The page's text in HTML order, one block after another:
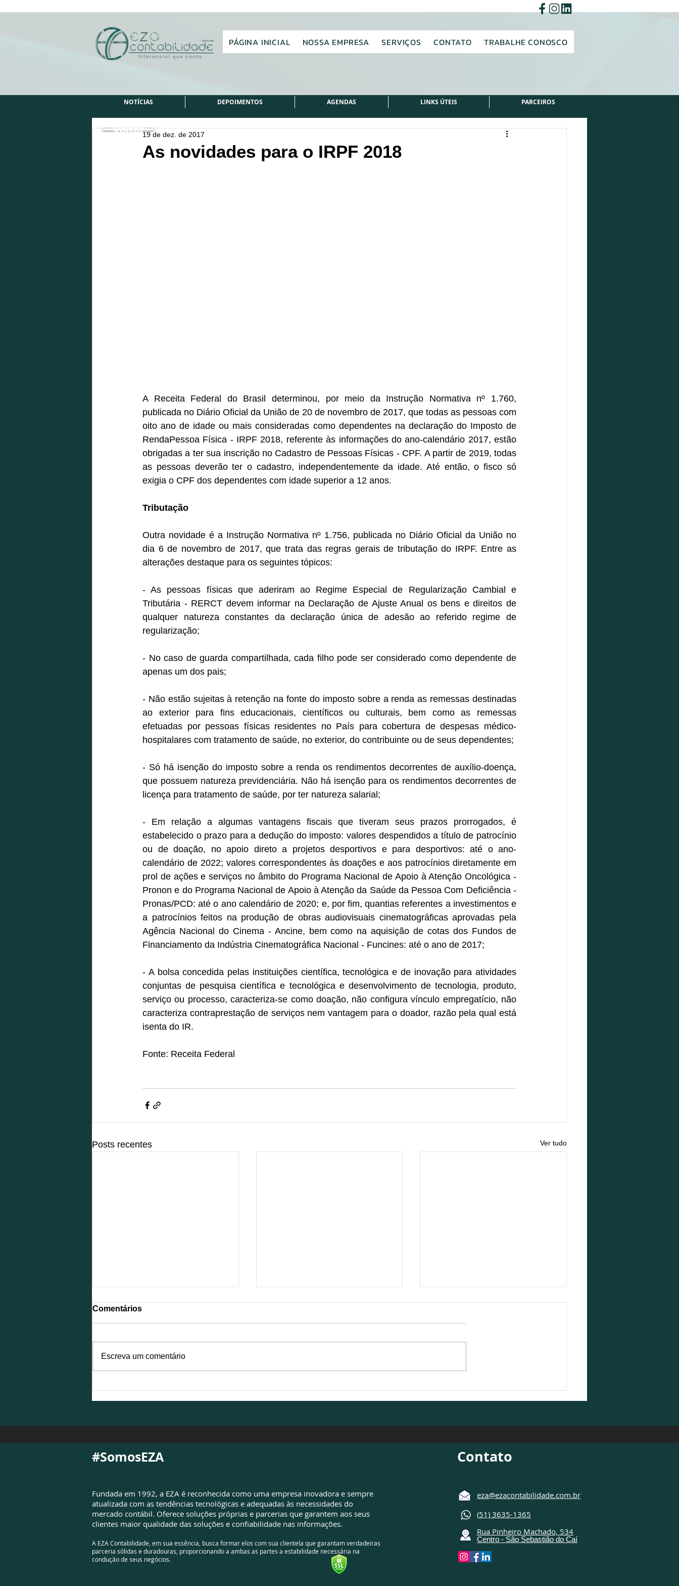
PÁGINA INICIAL NOSSA EMPRESA SERVIÇOS CONTATO TRABALHE CONOSCO
NOTÍCIAS DEPOIMENTOS AGENDAS LINKS ÚTEIS PARCEIROS
As novidades para o IRPF 2018
19 de dez. de 2017
A Receita Federal do Brasil determinou, por meio da Instrução Normativa nº 1.760,
publicada no Diário Oficial da União de 20 de novembro de 2017, que todas as pessoas com
oito ano de idade ou mais consideradas como dependentes na declaração do Imposto de
RendaPessoa Física - IRPF 2018, referente às informações do ano-calendário 2017, estão
obrigadas a ter sua inscrição no Cadastro de Pessoas Físicas - CPF. A partir de 2019, todas
as pessoas deverão ter o cadastro, independentemente da idade. Até então, o fisco só
exigia o CPF dos dependentes com idade superior a 12 anos.
Tributação
Outra novidade é a Instrução Normativa nº 1.756, publicada no Diário Oficial da União no
dia 6 de novembro de 2017, que trata das regras gerais de tributação do IRPF. Entre as
alterações destaque para os seguintes tópicos:
- As pessoas físicas que aderiram ao Regime Especial de Regularização Cambial e
Tributária - RERCT devem informar na Declaração de Ajuste Anual os bens e direitos de
qualquer natureza constantes da declaração única de adesão ao referido regime de
regularização;
- No caso de guarda compartilhada, cada filho pode ser considerado como dependente de
apenas um dos pais;
- Não estão sujeitas à retenção na fonte do imposto sobre a renda as remessas destinadas
ao exterior para fins educacionais, científicos ou culturais, bem como as remessas
efetuadas por pessoas físicas residentes no País para cobertura de despesas médico-
hospitalares com tratamento de saúde, no exterior, do contribuinte ou de seus dependentes;
- Só há isenção do imposto sobre a renda os rendimentos decorrentes de auxílio-doença,
que possuem natureza previdenciária. Não há isenção para os rendimentos decorrentes de
licença para tratamento de saúde, por ter natureza salarial;
- Em relação a algumas vantagens fiscais que tiveram seus prazos prorrogados, é
estabelecido o prazo para a dedução do imposto: valores despendidos a título de patrocínio
ou de doação, no apoio direto a projetos desportivos e para desportivos: até o ano-
calendário de 2022; valores correspondentes às doações e aos patrocínios diretamente em
prol de ações e serviços no âmbito do Programa Nacional de Apoio à Atenção Oncológica -
Pronon e do Programa Nacional de Apoio à Atenção da Saúde da Pessoa Com Deficiência -
Pronas/PCD: até o ano calendário de 2020; e, por fim, quantias referentes a investimentos e
a patrocínios feitos na produção de obras audiovisuais cinematográficas aprovadas pela
Agência Nacional do Cinema - Ancine, bem como na aquisição de cotas dos Fundos de
Financiamento da Indústria Cinematográfica Nacional - Funcines: até o ano de 2017;
- A bolsa concedida pelas instituições científica, tecnológica e de inovação para atividades
conjuntas de pesquisa científica e tecnológica e desenvolvimento de tecnologia, produto,
serviço ou processo, caracteriza-se como doação, não configura vínculo empregatício, não
caracteriza contraprestação de serviços nem vantagem para o doador, razão pela qual está
isenta do IR.
Fonte: Receita Federal
Posts recentes Ver tudo
Comentários
Escreva um comentário
Voltar
#SomosEZA
Fundada em 1992, a EZA é reconhecida como uma empresa inovadora e sempre
atualizada com as tendências tecnológicas e adequadas às necessidades do
mercado contábil. Oferece soluções próprias e parcerias que garantem aos seus
clientes maior qualidade das soluções e confiabilidade nas informações.
A EZA Contabilidade, em sua essência, busca formar elos com sua clientela que garantam verdadeiras
parceria sólidas e duradouras, proporcionando a ambas as partes a estabilidade necessária na
condução de seus negócios.
Contato
eza@ezacontabilidade.com.br
(51) 3635-1365
Rua Pinheiro Machado, 534
Centro - São Sebastião do Caí